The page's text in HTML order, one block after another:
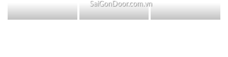
SaiGonDoor.com.vn